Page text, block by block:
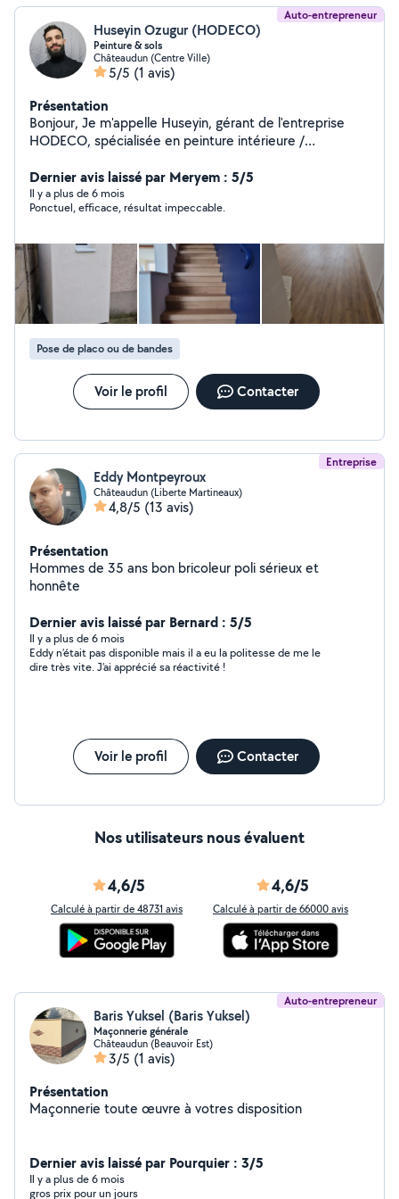
Auto-entrepreneur
Huseyin Ozugur (HODECO)
Peinture & sols
Châteaudun (Centre Ville)
5/5 (1 avis)
Présentation
Bonjour, Je m'appelle Huseyin, gérant de l'entreprise
HODECO, spécialisée en peinture intérieure /
métier, je mets un point d'honneur à réaliser un travail
soigné, propre et durable. Ce que je propose : Peinture
intérieure et extérieure Pose de revêtements muraux et
Loir et me déplace rapidement pour vos projets. Je me
déplace aussi en Île-de-France. N'hésitez pas à me
contacter pour un devis gratuit et des conseils
personnalisés.
Dernier avis laissé par Meryem : 5/5
Il y a plus de 6 mois
Ponctuel, efficace, résultat impeccable.
Pose de placo ou de bandes
Voir le profil Contacter
Entreprise
Eddy Montpeyroux
Châteaudun (Liberte Martineaux)
4,8/5 (13 avis)
Présentation
Hommes de 35 ans bon bricoleur poli sérieux et
honnête
Dernier avis laissé par Bernard : 5/5
Il y a plus de 6 mois
Eddy n’était pas disponible mais il a eu la politesse de me le
dire très vite. J’ai apprécié sa réactivité !
Voir le profil Contacter
Nos utilisateurs nous évaluent
4,6/5
Calculé à partir de 48731 avis
4,6/5
Calculé à partir de 66000 avis
Auto-entrepreneur
Baris Yuksel (Baris Yuksel)
Maçonnerie générale
Châteaudun (Beauvoir Est)
3/5 (1 avis)
Présentation
Maçonnerie toute œuvre à votres disposition
Dernier avis laissé par Pourquier : 3/5
Il y a plus de 6 mois
gros prix pour un jours